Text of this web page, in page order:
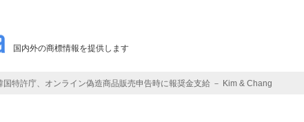
国内外の商標情報を提供します
国特許庁、オンライン偽造商品販売申告時に報奨金支給 － Kim & Chang